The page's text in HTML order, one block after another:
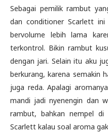
Sebagai pemilik rambut
dan conditioner Scarlett
bervolume lebih lama
terkontrol. Bikin rambut
dengan jari. Selain itu aku
berkurang, karena semakin
juga reda. Apalagi
mandi jadi nyenengin dan
rambut, bahkan nempel
Scarlett kalau soal aroma